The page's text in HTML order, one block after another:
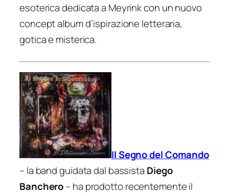
esoterica dedicata a Meyrink con un nuovo
concept album d’ispirazione letteraria,
gotica e misterica.
Il Segno del Comando
– la band guidata dal bassista Diego
Banchero– ha prodotto recentemente il